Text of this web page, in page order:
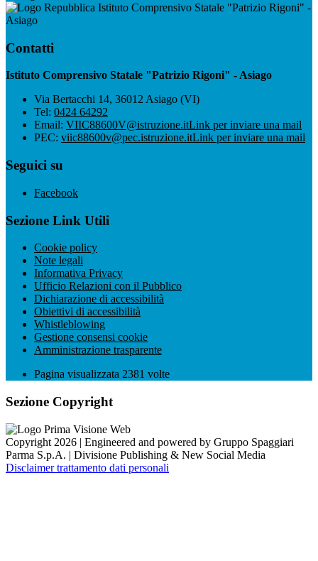
Istituto Comprensivo Statale "Patrizio Rigoni" -
Asiago
Contatti
Istituto Comprensivo Statale "Patrizio Rigoni" - Asiago
Via Bertacchi 14, 36012 Asiago (VI)
Tel: 0424 64292
Email: VIIC88600V@istruzione.itLink per inviare una mail
PEC: viic88600v@pec.istruzione.itLink per inviare una mail
Seguici su
Facebook
Sezione Link Utili
Cookie policy
Note legali
Informativa Privacy
Ufficio Relazioni con il Pubblico
Dichiarazione di accessibilità
Obiettivi di accessibilità
Whistleblowing
Gestione consensi cookie
Amministrazione trasparente
Pagina visualizzata 2381 volte
Sezione Copyright
Copyright 2026 | Engineered and powered by Gruppo Spaggiari
Parma S.p.A. | Divisione Publishing & New Social Media
Disclaimer trattamento dati personali